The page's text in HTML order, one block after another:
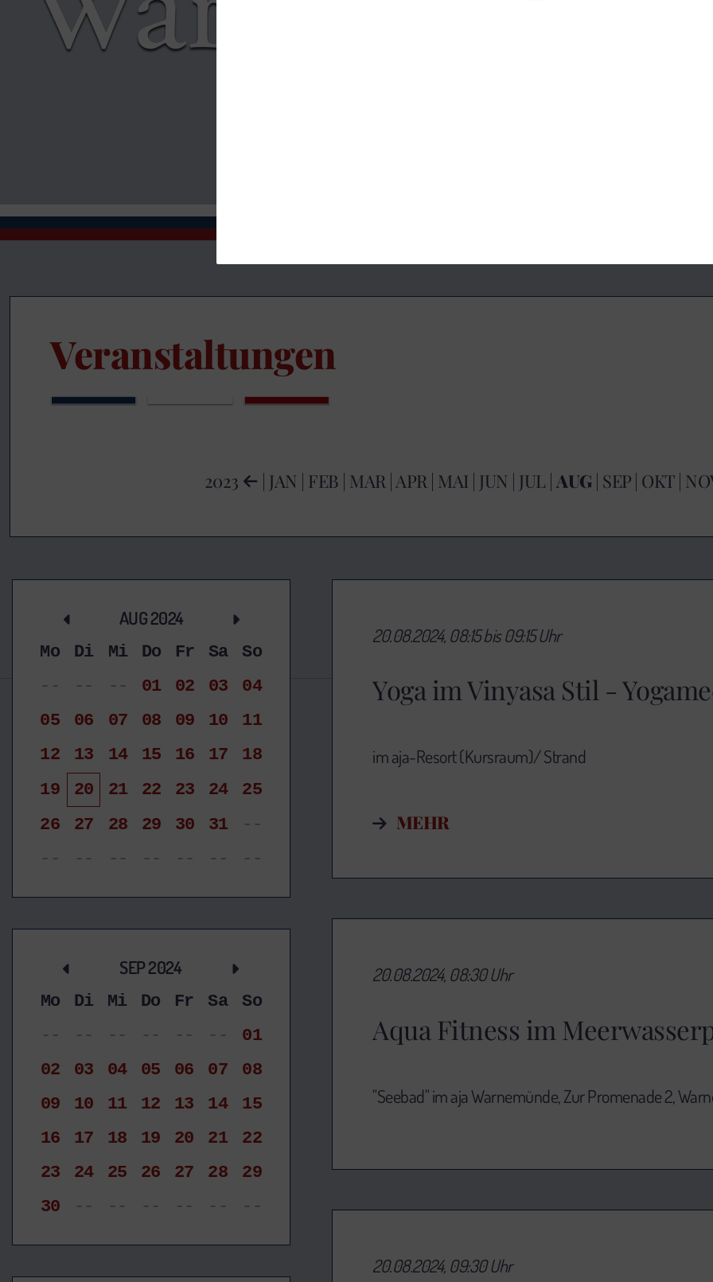
Veranstaltungen
2023 | JAN | FEB | MAR|APR| MAI | JUN | JUL | AUG| SEP| OKT|
AUG 2024
Mo Di Mi Do Fr Sa
So
--
-- -- 01 02 03
04
05
06 07 08 09 10
11
12
13 14 15 16 17
18
19
20 21 22 23 24
25
26
27 28 29 30 31
--
--
-- -- -- -- -- --
SEP 2024
Mo Di Mi Do Fr Sa
So
--
-- -- -- -- --
01
02
03 04 05 06 07
08
09
10 11 12 13 14
15
16
17 18 19 20 21
22
23
24 25 26 27 28
29
30
-- -- -- -- -- --
Yoga im Vinyasa Stil -
20.08.2024, 08:15 bis 09:15 Uhr
im aja-Resort (Kursraum)/ Strand
MEHR
Aqua Fitness im
20.08.2024, 08:30 Uhr
"Seebad" im aja Warnemünde, Zur Promenade 2,
20.08.2024, 09:30 Uhr